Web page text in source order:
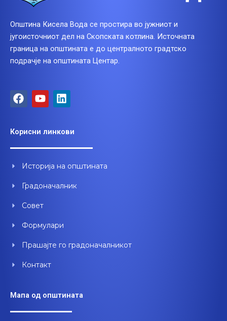
Општина Кисела Вода се простира во јужниот и
југоисточниот дел на Скопската котлина. Источната
граница на општината е до централното градтско
подрачје на општината Центар.
F
a
b
o
k
Y
o
u
b
L
i
e
d
n
Корисни линкови
Историја на општината
Градоначалник
Совет
Формулари
Прашајте го градоначалникот
Контакт
Мапа од општината